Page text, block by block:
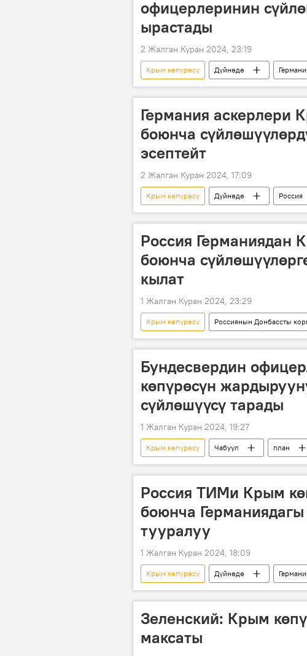
офицерлеринин
ырастады
2 Жалган Куран 2024, 23:19
Крым көпүрөсү Дүйнөдө
тыңшоо
жардыруу ракета
Германия аскерлери
боюнча
эсептейт
2 Жалган Куран 2024, 17:09
Крым көпүрөсү Дүйнөдө Россия
Россия Германиядан
боюнча
кылат
1 Жалган Куран 2024, 23:29
Крым көпүрөсү Россиянын Донбассты
Германия
Дүйнөдө
Бундесвердин
көпүрөсүн
сүйлөшүүсү тарады
1 Жалган Куран 2024, 19:27
Крым көпүрөсү Чабуул план
Россия ТИМи Крым
боюнча Германиядагы
тууралуу
1 Жалган Куран 2024, 18:09
Крым көпүрөсү Дүйнөдө
талкуу
генерал
Зеленский: Крым
максаты